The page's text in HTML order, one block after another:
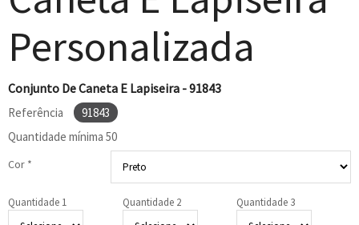
Personalizada
Conjunto De Caneta E Lapiseira - 91843
Referência
91843
Quantidade mínima 50
Cor *
Quantidade 1 Quantidade 2 Quantidade 3